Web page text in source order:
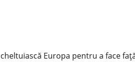
Europa pentru a face